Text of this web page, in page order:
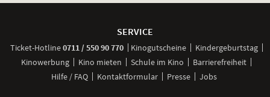
SERVICE
Ticket-Hotline0711 / 550 90 770anrufen
Kinogutscheine
Kindergeburtstag
Kinowerbung
Kino mieten Schule im Kino
Barrierefreiheit
Hilfe / FAQ
Kontaktformular Presse Jobs